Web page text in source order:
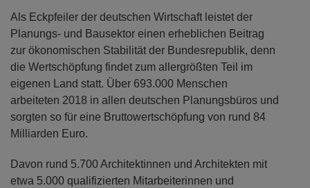
Als Eckpfeiler der deutschen Wirtschaft leistet der
Planungs- und Bausektor einen erheblichen Beitrag
zur ökonomischen Stabilität der Bundesrepublik, denn
die Wertschöpfung findet zum allergrößten Teil im
eigenen Land statt. Über 693.000 Menschen
arbeiteten 2018 in allen deutschen Planungsbüros und
sorgten so für eine Bruttowertschöpfung von rund 84
Milliarden Euro.
Davon rund 5.700 Architektinnen und Architekten mit
etwa 5.000 qualifizierten Mitarbeiterinnen und